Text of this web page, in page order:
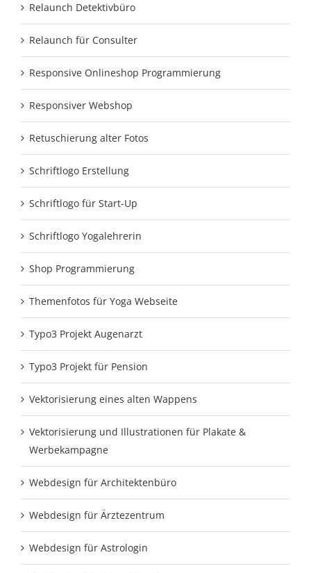
Relaunch Detektivbüro
Relaunch für Consulter
Responsive Onlineshop Programmierung
Responsiver Webshop
Retuschierung alter Fotos
Schriftlogo Erstellung
Schriftlogo für Start-Up
Schriftlogo Yogalehrerin
Shop Programmierung
Themenfotos für Yoga Webseite
Typo3 Projekt Augenarzt
Typo3 Projekt für Pension
Vektorisierung eines alten Wappens
Vektorisierung und Illustrationen für Plakate &
Werbekampagne
Webdesign für Architektenbüro
Webdesign für Ärztezentrum
Webdesign für Astrologin